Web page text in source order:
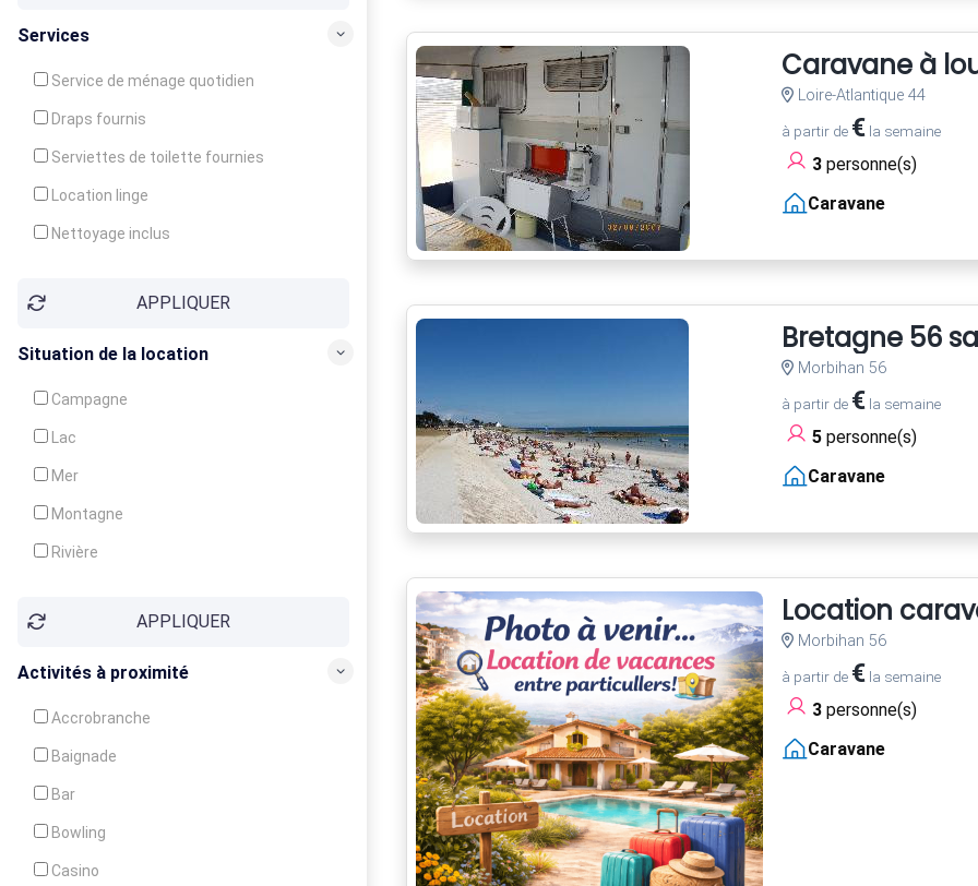
Services
Service de ménage quotidien
Draps fournis
Serviettes de toilette fournies
Location linge
Nettoyage inclus
Garde d'enfants
Crèche
APPLIQUER
Situation de la location
Campagne
Lac
Mer
Montagne
Rivière
APPLIQUER
Activités à proximité
Accrobranche
Baignade
Bar
Bowling
Casino
Caravane à
Loire-Atlantique 44
à partir de €la semaine
3personne(s)
Caravane
Bretagne 56
Morbihan 56
à partir de €la semaine
5personne(s)
Caravane
Location
Morbihan 56
à partir de €la semaine
3personne(s)
Caravane